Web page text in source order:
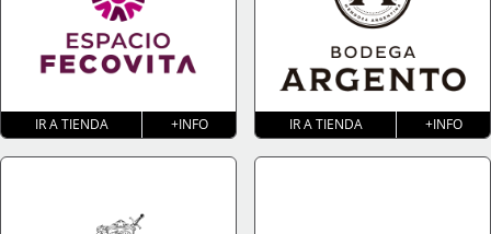
IR A TIENDA +INFO IR A TIENDA +INFO